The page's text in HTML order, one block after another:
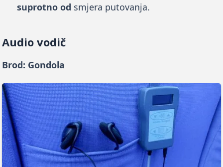
suprotno od smjera putovanja.
Audio vodič
Brod: Gondola